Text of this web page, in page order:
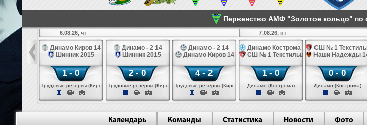
Первенство АМФ "Золотое кольцо" по
белые 14
6.08.26, чт
Динамо Киров 14
Шинник 2015
1 - 0
Трудовые резервы (Киров)
Динамо - 2 14
Шинник 2015
2 - 0
Трудовые резервы (Киров)
Динамо - 2 14
Динамо Киров 14
4 - 2
Трудовые резервы (Киров)
7.08.26, пт
Динамо Кострома 14
СШ № 1 Текстильщик 14
1 - 0
Динамо (Кострома)
СШ № 1
Наши Надежды
0 - 0
Динамо (Кострома)
Календарь Команды Статистика Новости Фото